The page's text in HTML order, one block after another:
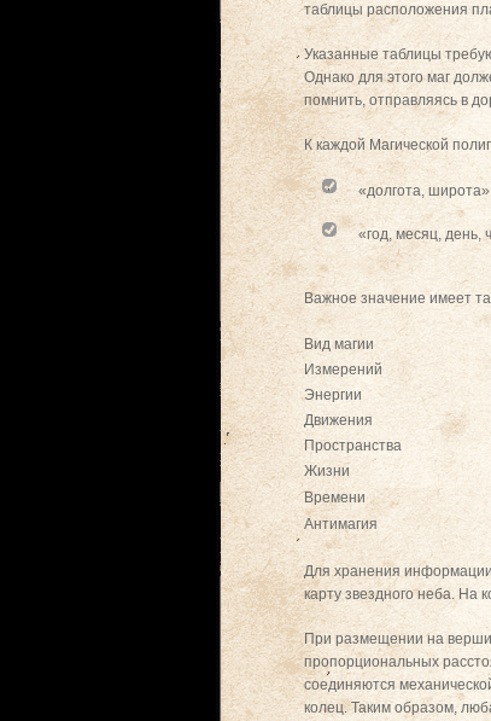
таблицы расположения
Указанные таблицы
Однако для этого маг
помнить, отправляясь в
К каждой Магической
«долгота, широта»
«год, месяц, день,
Важное значение имеет
Вид магии
Измерений
Энергии
Движения
Пространства
Жизни
Времени
Антимагия
Для хранения информации
карту звездного неба. На
При размещении на
пропорциональных
соединяются
колец. Таким образом,